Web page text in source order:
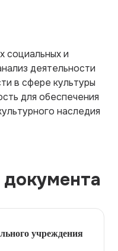
социальных и
деятельности
в сфере культуры
для обеспечения
наследия
учреждения